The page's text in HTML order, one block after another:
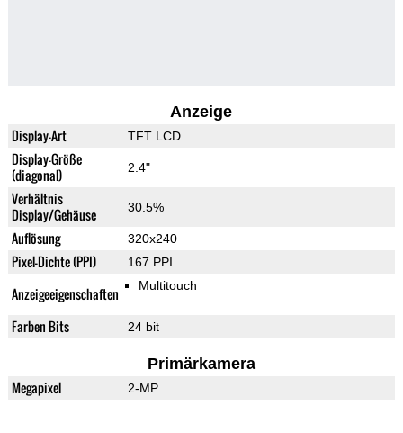
Anzeige
Display-Art TFT LCD
Display-Größe
(diagonal)
2.4"
Verhältnis
Display/Gehäuse
30.5%
Auflösung 320x240
Pixel-Dichte (PPI) 167 PPI
Anzeigeeigenschaften Multitouch
Farben Bits 24 bit
Primärkamera
Megapixel 2-MP